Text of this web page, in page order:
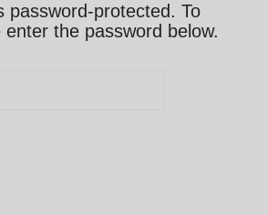
password-protected. To
the password below.